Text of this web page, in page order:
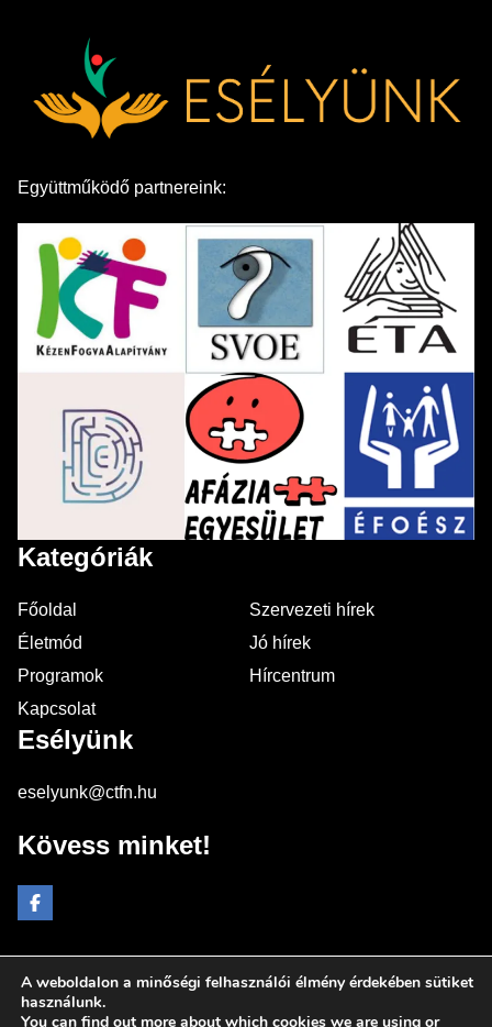
Együttműködő partnereink:
Kategóriák
Főoldal
Szervezeti hírek
Életmód
Jó hírek
Programok
Hírcentrum
Kapcsolat
Esélyünk
eselyunk@ctfn.hu
Kövess minket!
Copyright © 2024 eselyunk.hu. Minden jog fenntartva.
Általános Szerződési Feltételek
A weboldalon a minőségi felhasználói élmény érdekében sütiket
használunk.
You can find out more about which cookies we are using or